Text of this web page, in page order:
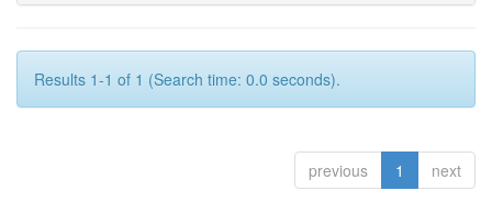
Results 1-1 of 1 (Search time: 0.0 seconds).
previous 1 next